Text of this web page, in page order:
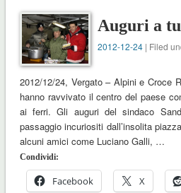
Auguri a
2012-12-24 | Filed
2012/12/24, Vergato – Alpini e Croce
hanno ravvivato il centro del paese
ai ferri. Gli auguri del sindaco
passaggio incuriositi dall’insolita
alcuni amici come Luciano Galli, …
Condividi:
Facebook X